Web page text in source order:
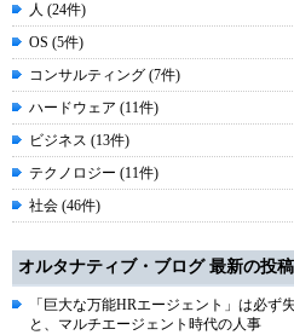
人 (24件)
OS (5件)
コンサルティング (7件)
ハードウェア (11件)
ビジネス (13件)
テクノロジー (11件)
社会 (46件)
オルタナティブ・ブログ 最新の投稿
「巨大な万能HRエージェント」は必ず
と、マルチエージェント時代の人事